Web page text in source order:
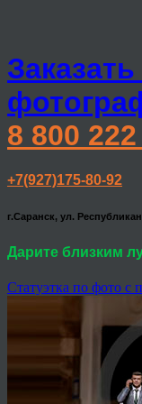
8 800
+7(927)175-80-92
г.Саранск, ул.
Дарите близким
Статуэтка по фото с